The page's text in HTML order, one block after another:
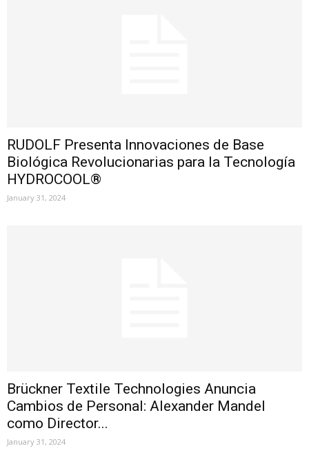
RUDOLF Presenta Innovaciones de Base
Biológica Revolucionarias para la Tecnología
HYDROCOOL®
January 31, 2024
Brückner Textile Technologies Anuncia
Cambios de Personal: Alexander Mandel
como Director...
January 31, 2024